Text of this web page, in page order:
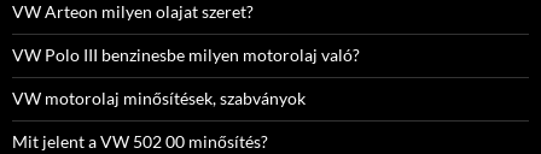
VW Arteon milyen olajat szeret?
VW Polo III benzinesbe milyen motorolaj való?
VW motorolaj minősítések, szabványok
Mit jelent a VW 502 00 minősítés?